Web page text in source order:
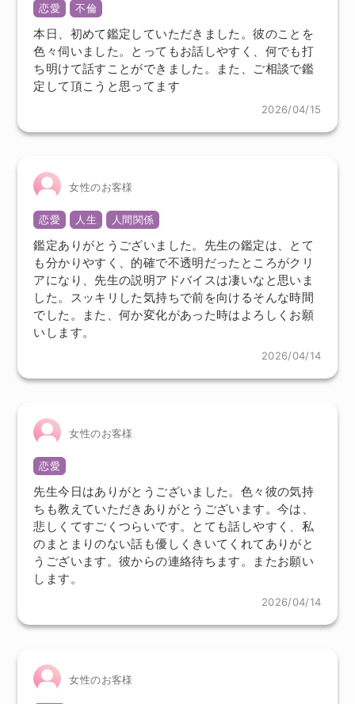
恋愛 不倫
本日、初めて鑑定していただきました。彼のことを
色々伺いました。とってもお話しやすく、何でも打
ち明けて話すことができました。また、ご相談で鑑
定して頂こうと思ってます
2026/04/15
女性のお客様
恋愛 人生 人間関係
鑑定ありがとうございました。先生の鑑定は、とて
も分かりやすく、的確で不透明だったところがクリ
アになり、先生の説明アドバイスは凄いなと思いま
した。スッキリした気持ちで前を向けるそんな時間
でした。また、何か変化があった時はよろしくお願
いします。
2026/04/14
女性のお客様
恋愛
先生今日はありがとうございました。色々彼の気持
ちも教えていただきありがとうございます。今は、
悲しくてすごくつらいです。とても話しやすく、私
のまとまりのない話も優しくきいてくれてありがと
うございます。彼からの連絡待ちます。またお願い
します。
2026/04/14
女性のお客様